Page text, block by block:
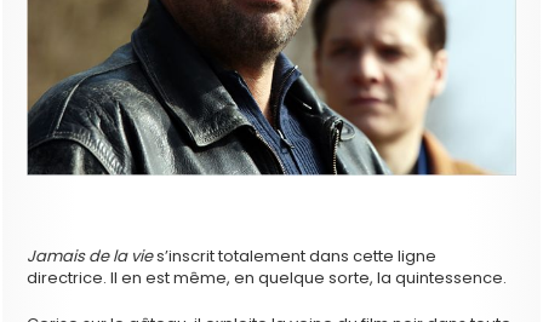
Jamais de la vies’inscrit totalement dans cette ligne
directrice. Il en est même, en quelque sorte, la quintessence.